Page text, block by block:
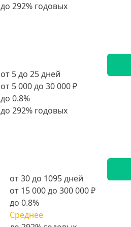
от 5 до 25 дней
от 5 000 до 30 000 ₽
до 0.8%
от 30 до 1095 дней
от 15 000 до 300 000 ₽
до 0.8%
Среднее